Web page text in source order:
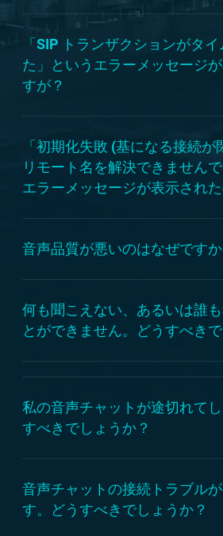
「SIP トランザクションがタ
た」というエラーメッセージ
すが？
「初期化失敗 (基になる接続
リモート名を解決できません
エラーメッセージが表示され
音声品質が悪いのはなぜですか
何も聞こえない、あるいは誰
とができません。どうすべき
私の音声チャットが途切れて
すべきでしょうか？
ェア的な障害によって発生する場
ターを再起動してみてください。
音声チャットの接続トラブル
す。どうすべきでしょうか？